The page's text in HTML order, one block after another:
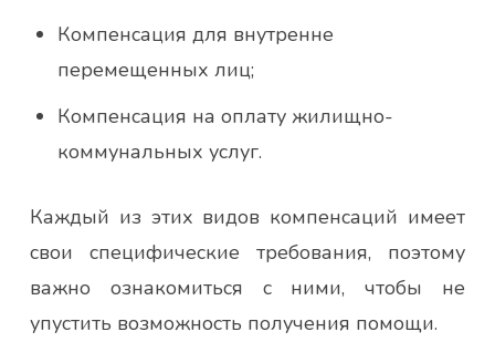
Компенсация для внутренне
перемещенных лиц;
Компенсация на оплату жилищно-
коммунальных услуг.
Каждый из этих видов компенсаций имеет
свои специфические требования, поэтому
важно ознакомиться с ними, чтобы не
упустить возможность получения помощи.